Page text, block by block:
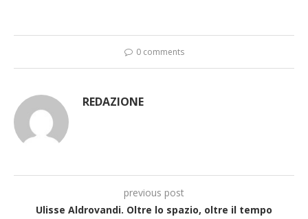
0 comments
REDAZIONE
previous post
Ulisse Aldrovandi. Oltre lo spazio, oltre il tempo